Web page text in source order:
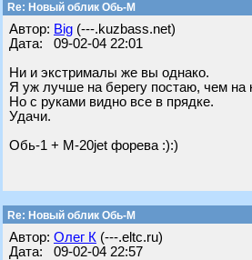
Re: Новый облик Обь-М
Автор: Big (---.kuzbass.net)
Дата: 09-02-04 22:01
Ни и экстрималы же вы однако.
Я уж лучше на берегу постаю, чем на
Но с руками видно все в прядке.
Удачи.
Обь-1 + М-20jet форева :):)
Re: Новый облик Обь-М
Автор: Олег К (---.eltc.ru)
Дата: 09-02-04 22:57